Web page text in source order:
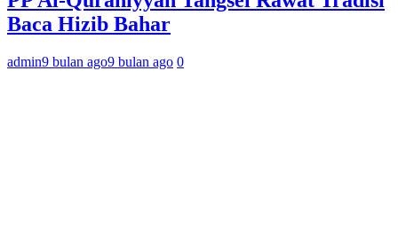
Baca Hizib Bahar
admin9 bulan ago9 bulan ago 0